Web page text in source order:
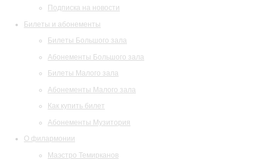
Подписка на новости
Билеты и абонементы
Билеты Большого зала
Абонементы Большого зала
Билеты Малого зала
Абонементы Малого зала
Как купить билет
Абонементы Музитория
О филармонии
Маэстро Темирканов